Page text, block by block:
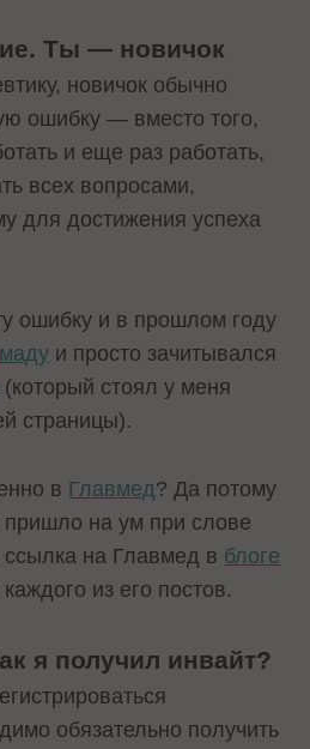
Ты — новичок
новичок обычно
ошибку — вместо того,
и еще раз работать,
всех вопросами,
для достижения успеха
ошибку и в прошлом году
и просто зачитывался
(который стоял у меня
страницы).
в Главмед? Да потому
пришло на ум при слове
на Главмед в блоге
из его постов.
я получил инвайт?
обязательно получить